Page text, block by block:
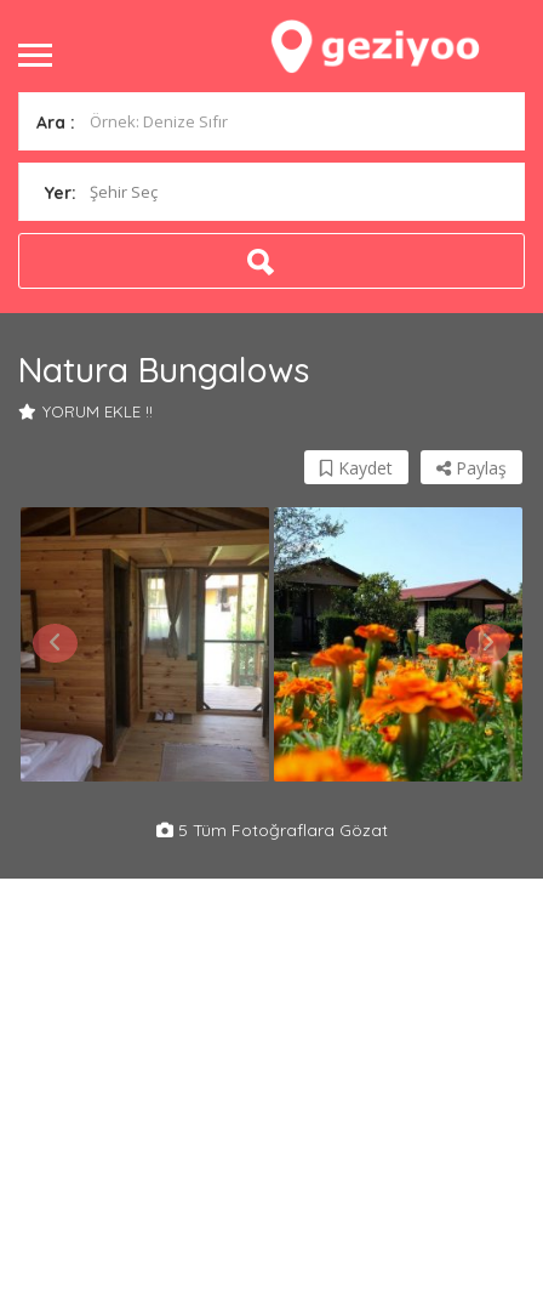
Ara :
Yer: Şehir Seç
Natura Bungalows
YORUM EKLE !!
Paylaş
Kaydet
5 Tüm Fotoğraflara Gözat